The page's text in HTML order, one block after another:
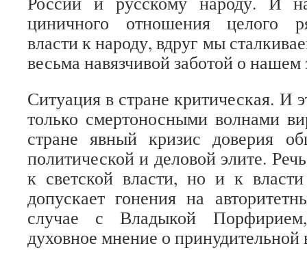
циничного отношения целого
власти к народу, вдруг мы
весьма навязчивой заботой о
Ситуация в стране критическая. И
только смертоносными волнами
стране явный кризис доверия
политической и деловой элите.
к светской власти, но и к
допускает гонения на
случае с Владыкой
духовное мнение о принудительной